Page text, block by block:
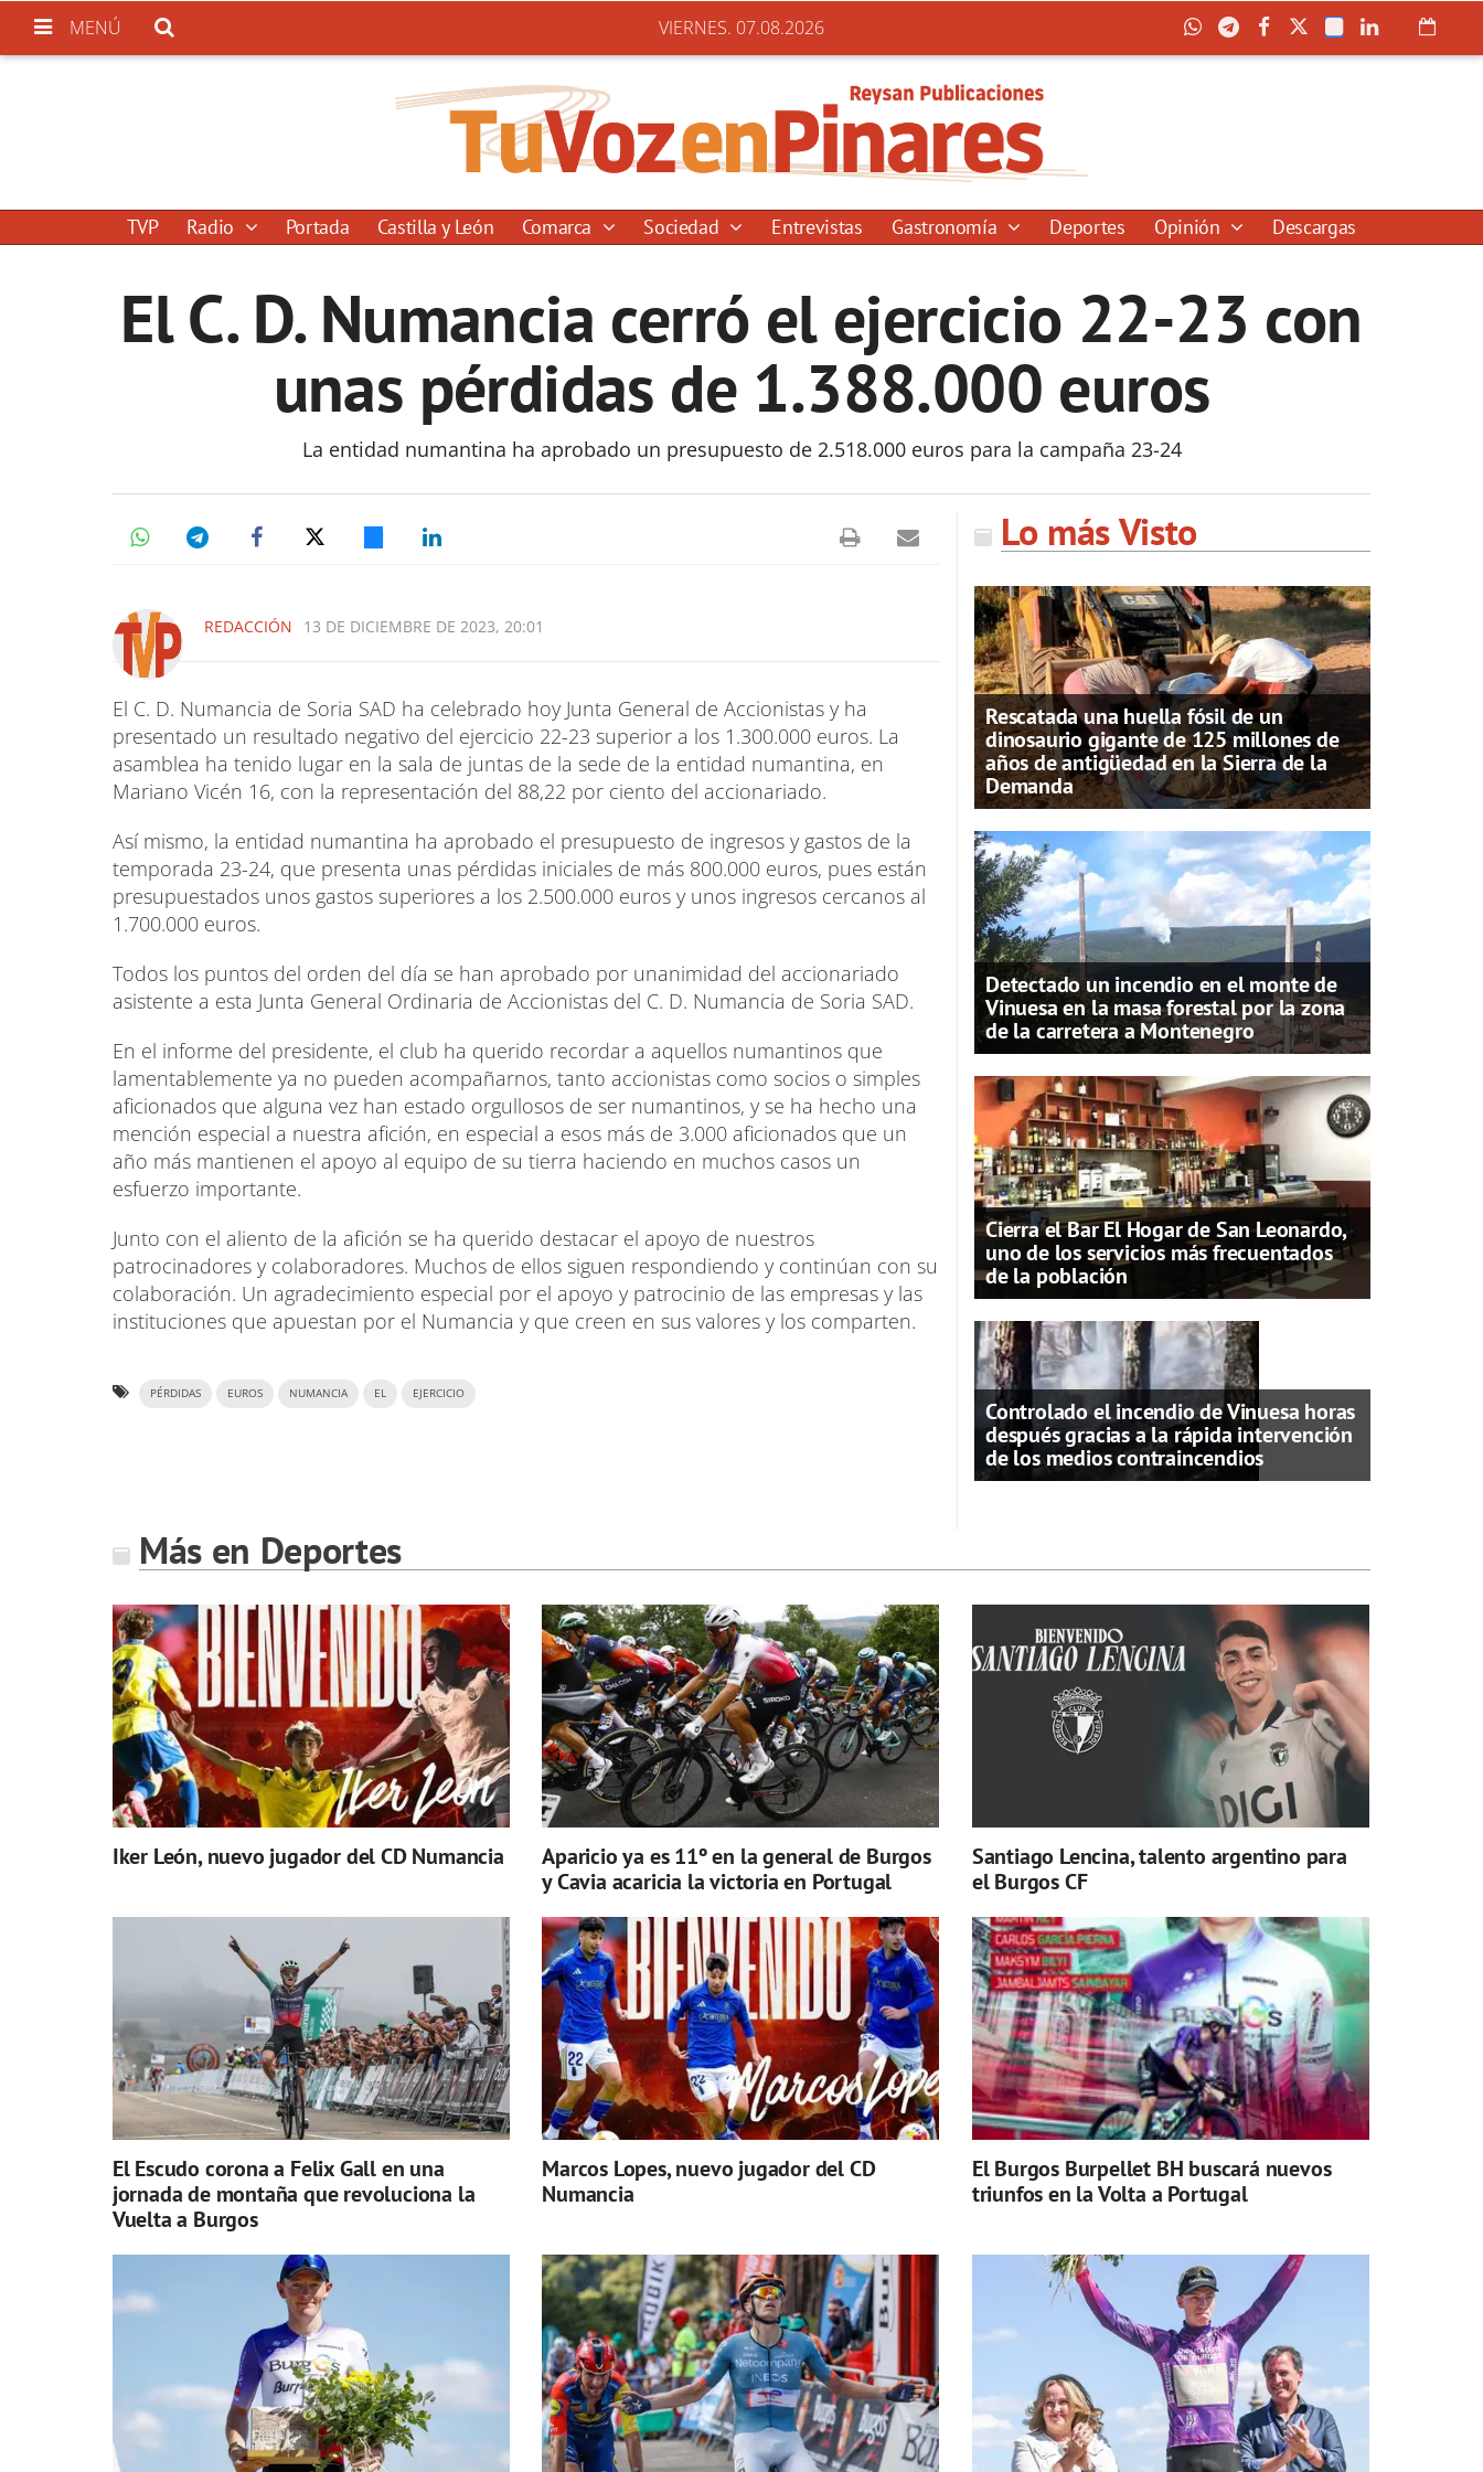
MENÚ VIERNES. 07.08.2026
TVP Radio Portada Castilla y León Comarca Sociedad Entrevistas Gastronomía Deportes Opinión Descargas
El C. D. Numancia cerró el ejercicio 22-23 con
unas pérdidas de 1.388.000 euros
La entidad numantina ha aprobado un presupuesto de 2.518.000 euros para la campaña 23-24
REDACCIÓN 13 DE DICIEMBRE DE 2023, 20:01
El C. D. Numancia de Soria SAD ha celebrado hoy Junta General de Accionistas y ha
presentado un resultado negativo del ejercicio 22-23 superior a los 1.300.000 euros. La
asamblea ha tenido lugar en la sala de juntas de la sede de la entidad numantina, en
Mariano Vicén 16, con la representación del 88,22 por ciento del accionariado.
Así mismo, la entidad numantina ha aprobado el presupuesto de ingresos y gastos de la
temporada 23-24, que presenta unas pérdidas iniciales de más 800.000 euros, pues están
presupuestados unos gastos superiores a los 2.500.000 euros y unos ingresos cercanos al
1.700.000 euros.
Todos los puntos del orden del día se han aprobado por unanimidad del accionariado
asistente a esta Junta General Ordinaria de Accionistas del C. D. Numancia de Soria SAD.
En el informe del presidente, el club ha querido recordar a aquellos numantinos que
lamentablemente ya no pueden acompañarnos, tanto accionistas como socios o simples
aficionados que alguna vez han estado orgullosos de ser numantinos, y se ha hecho una
mención especial a nuestra afición, en especial a esos más de 3.000 aficionados que un
año más mantienen el apoyo al equipo de su tierra haciendo en muchos casos un
esfuerzo importante.
Junto con el aliento de la afición se ha querido destacar el apoyo de nuestros
patrocinadores y colaboradores. Muchos de ellos siguen respondiendo y continúan con su
colaboración. Un agradecimiento especial por el apoyo y patrocinio de las empresas y las
instituciones que apuestan por el Numancia y que creen en sus valores y los comparten.
PÉRDIDAS EUROS NUMANCIA EL EJERCICIO
Lo más Visto
Rescatada una huella fósil de un
dinosaurio gigante de 125 millones de
años de antigüedad en la Sierra de la
Demanda
Detectado un incendio en el monte de
Vinuesa en la masa forestal por la zona
de la carretera a Montenegro
Cierra el Bar El Hogar de San Leonardo,
uno de los servicios más frecuentados
de la población
Controlado el incendio de Vinuesa horas
después gracias a la rápida intervención
de los medios contraincendios
Más en Deportes
Iker León, nuevo jugador del CD Numancia
Aparicio ya es 11º en la general de Burgos
y Cavia acaricia la victoria en Portugal
Santiago Lencina, talento argentino para
el Burgos CF
El Escudo corona a Felix Gall en una
jornada de montaña que revoluciona la
Vuelta a Burgos
Marcos Lopes, nuevo jugador del CD
Numancia
El Burgos Burpellet BH buscará nuevos
triunfos en la Volta a Portugal